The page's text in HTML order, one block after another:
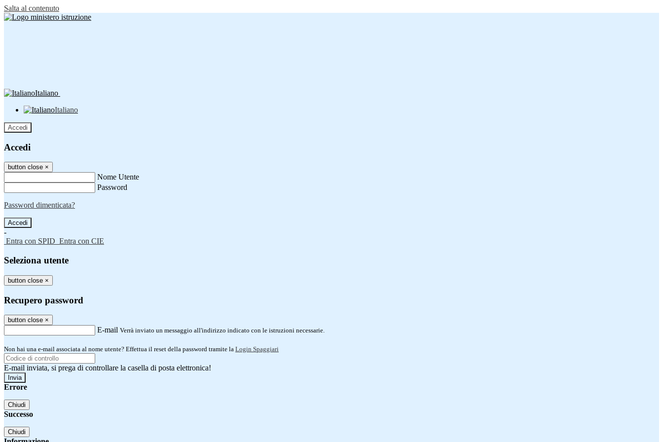
Salta al contenuto
Italiano
Italiano
Accedi
Accedi
button close ×
Nome Utente
Password
Password dimenticata?
-
Entra con SPID Entra con CIE
Seleziona utente
button close ×
Recupero password
button close ×
E-mail Verrà inviato un messaggio all'indirizzo indicato con le istruzioni necessarie.
Non hai una e-mail associata al nome utente? Effettua il reset della password tramite la Login Spaggiari
E-mail inviata, si prega di controllare la casella di posta elettronica!
Errore
Chiudi
Successo
Chiudi